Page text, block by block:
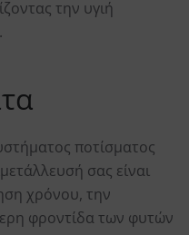
την υγιή
ποτίσματος
σας είναι
χρόνου, την
φροντίδα των φυτών